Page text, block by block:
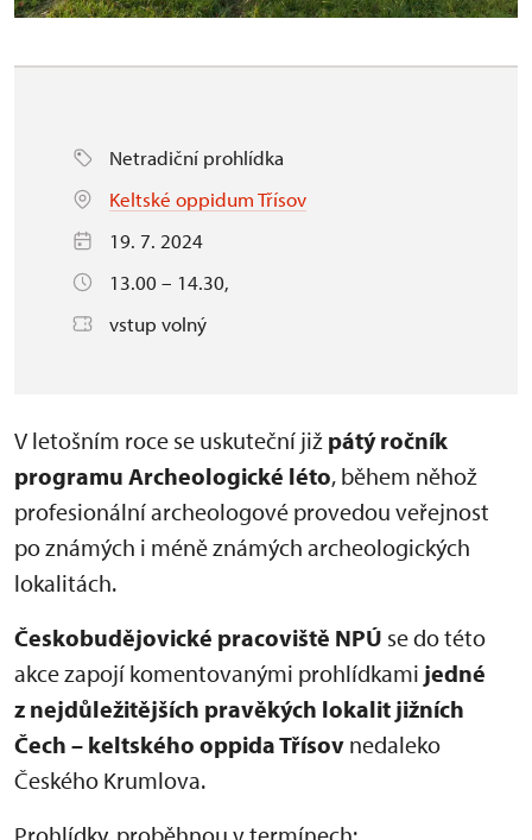
Netradiční prohlídka
Keltské oppidum Třísov
19. 7. 2024
13.00 – 14.30,
vstup volný
V letošním roce se uskuteční již pátý ročník
programu Archeologické léto, během něhož
profesionální archeologové provedou veřejnost
po známých i méně známých archeologických
lokalitách.
Českobudějovické pracoviště NPÚ se do této
akce zapojí komentovanými prohlídkami jedné
z nejdůležitějších pravěkých lokalit jižních
Čech – keltského oppida Třísov nedaleko
Českého Krumlova.